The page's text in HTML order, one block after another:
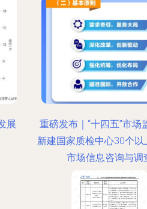
展
重磅发布｜“十四五”市场
新建国家质检中心30个以
市场信息咨询与调